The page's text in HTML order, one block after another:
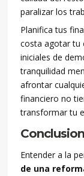
paralizar los
Planifica tus
costa agotar tu
iniciales de
tranquilidad
afrontar
financiero no
transformar tu
Entender a la
de una